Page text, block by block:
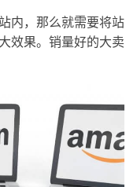
内，那么就需要将站
效果。销量好的大卖